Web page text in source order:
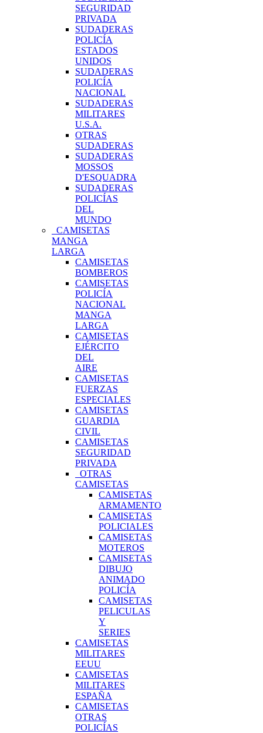
SEGURIDAD
PRIVADA
SUDADERAS
POLICÍA
ESTADOS
UNIDOS
SUDADERAS
POLICÍA
NACIONAL
SUDADERAS
MILITARES
U.S.A.
OTRAS
SUDADERAS
SUDADERAS
MOSSOS
D'ESQUADRA
SUDADERAS
POLICÍAS
DEL
MUNDO
CAMISETAS
MANGA
LARGA
CAMISETAS
BOMBEROS
CAMISETAS
POLICÍA
NACIONAL
MANGA
LARGA
CAMISETAS
EJÉRCITO
DEL
AIRE
CAMISETAS
FUERZAS
ESPECIALES
CAMISETAS
GUARDIA
CIVIL
CAMISETAS
SEGURIDAD
PRIVADA
OTRAS
CAMISETAS
CAMISETAS
ARMAMENTO
CAMISETAS
POLICIALES
CAMISETAS
MOTEROS
CAMISETAS
DIBUJO
ANIMADO
POLICÍA
CAMISETAS
PELICULAS
Y
SERIES
CAMISETAS
MILITARES
EEUU
CAMISETAS
MILITARES
ESPAÑA
CAMISETAS
OTRAS
POLICÍAS